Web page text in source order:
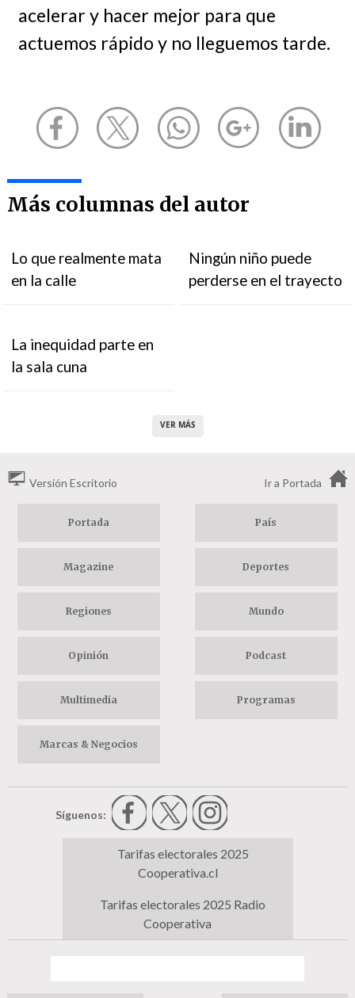
acelerar y hacer mejor para que
actuemos rápido y no lleguemos tarde.
Más columnas del autor
Lo que realmente mata
en la calle
Ningún niño puede
perderse en el trayecto
La inequidad parte en
la sala cuna
VER MÁS
Versión Escritorio Ir a Portada
Portada País
Magazine Deportes
Regiones Mundo
Opinión Podcast
Multimedia Programas
Marcas & Negocios
Síguenos:
Tarifas electorales 2025
Cooperativa.cl
Tarifas electorales 2025 Radio
Cooperativa